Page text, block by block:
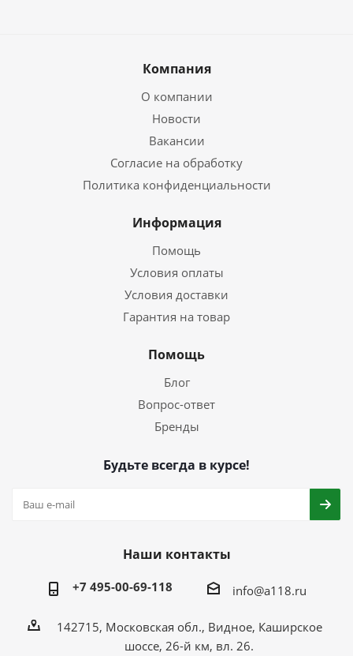
Компания
О компании
Новости
Вакансии
Согласие на обработку
Политика конфиденциальности
Информация
Помощь
Условия оплаты
Условия доставки
Гарантия на товар
Помощь
Блог
Вопрос-ответ
Бренды
Будьте всегда в курсе!
Наши контакты
+7 495-00-69-118 info@a118.ru
142715, Московская обл., Видное, Каширское
шоссе, 26-й км, вл. 26.